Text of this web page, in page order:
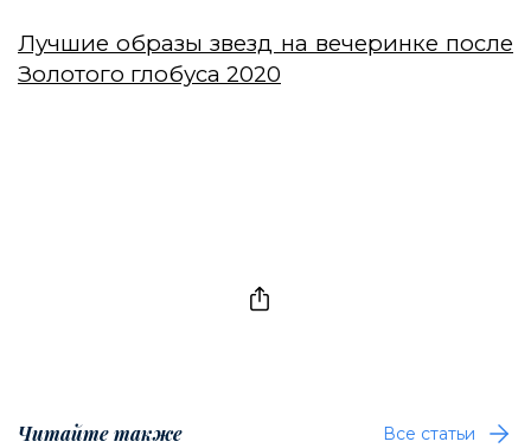
Лучшие образы звезд на вечеринке после
Золотого глобуса 2020
Читайте также Все статьи